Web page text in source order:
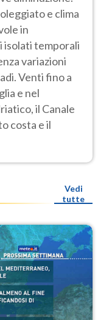
e clima
in
isolati temporali
variazioni
Venti fino a
e nel
il Canale
costa e il
Vedi
tutte